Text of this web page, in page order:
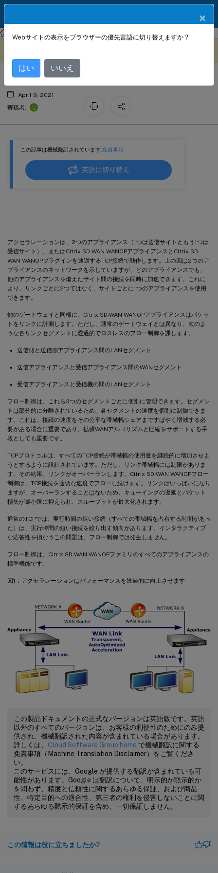
Citrix SD-WAN WANOP Citrix SD-WAN WANOP 11.3
この記事は機械翻訳されています.免責事項
英語に切り替え
アクセラレーションは、2つのアプライアンス（1つは送信サイトともう1つは
受信サイト）、またはCitrix SD-WAN WANOPアプライアンスとCitrix SD-
WAN WANOPプラグインを通過するTCP接続で動作します。上の図は2つのア
プライアンスのネットワークを示していますが、どのアプライアンスでも、
他のアプライアンスを備えたサイト間の接続を同時に加速できます。これに
より、リンクごとに2つではなく、サイトごとに1つのアプライアンスを使用
できます。
他のゲートウェイと同様に、Citrix SD-WAN WANOPアプライアンスはパケッ
トをリンクに計測します。ただし、通常のゲートウェイとは異なり、次のよ
うな各リンクセグメントに透過的でロスレスのフロー制御を課します。
送信側と送信側アプライアンス間のLANセグメント
送信アプライアンスと受信アプライアンス間のWANセグメント
受信アプライアンスと受信機の間のLANセグメント
フロー制御は、これら3つのセグメントごとに個別に管理できます。セグメン
トは部分的に分離されているため、各セグメントの速度を個別に制御できま
す。これは、接続の速度をその公平な帯域幅シェアまですばやく増減する必
要がある場合に重要であり、拡張WANアルゴリズムと圧縮をサポートする手
段としても重要です。
TCPプロトコルは、すべてのTCP接続が帯域幅の使用量を継続的に増加させよ
うとするように設計されています。ただし、リンク帯域幅には制限がありま
す。その結果、リンクがオーバーランします。Citrix SD-WAN WANOPフロー
制御は、TCP接続を適切な速度でフローし続けます。リンクはいっぱいになり
ますが、オーバーランすることはないため、キューイングの遅延とパケット
損失が最小限に抑えられ、スループットが最大化されます。
通常のTCPでは、実行時間の長い接続（すべての帯域幅を占有する時間があっ
た）は、実行時間の短い接続を絞り出す傾向があります。インタラクティブ
な応答性を損なうこの問題は、フロー制御では発生しません。
フロー制御は、Citrix SD-WAN WANOPファミリのすべてのアプライアンスの
標準機能です。
図1：アクセラレーションはパフォーマンスを透過的に向上させます
この製品ドキュメントの正式なバージョンは英語版です。英語
以外のすべてのバージョンは、お客様の利便性のためにのみ提
供され、機械翻訳された内容が含まれている場合があります。
詳しくは、 Cloud Software Group home で機械翻訳に関する
免責事項（Machine Translation Disclaimer）をご覧くださ
い。
このサービスには、Google が提供する翻訳が含まれている可
能性があります。Google は翻訳について、明示的か黙示的か
を問わず、精度と信頼性に関するあらゆる保証、および商品
性、特定目的への適合性、第三者の権利を侵害しないことに関
するあらゆる黙示的保証を含め、一切保証しません。
この情報は役に立ちましたか?
ロスレスで透過的なフロー制御
April 9, 2021
寄稿者:
C
×
Webサイトの表示をブラウザーの優先言語に切り替えますか ?
はい いいえ